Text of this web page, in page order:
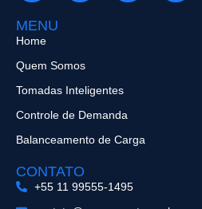
MENU
Home
Quem Somos
Tomadas Inteligentes
Controle de Demanda
Balanceamento de Carga
CONTATO
+55 11 99555-1495